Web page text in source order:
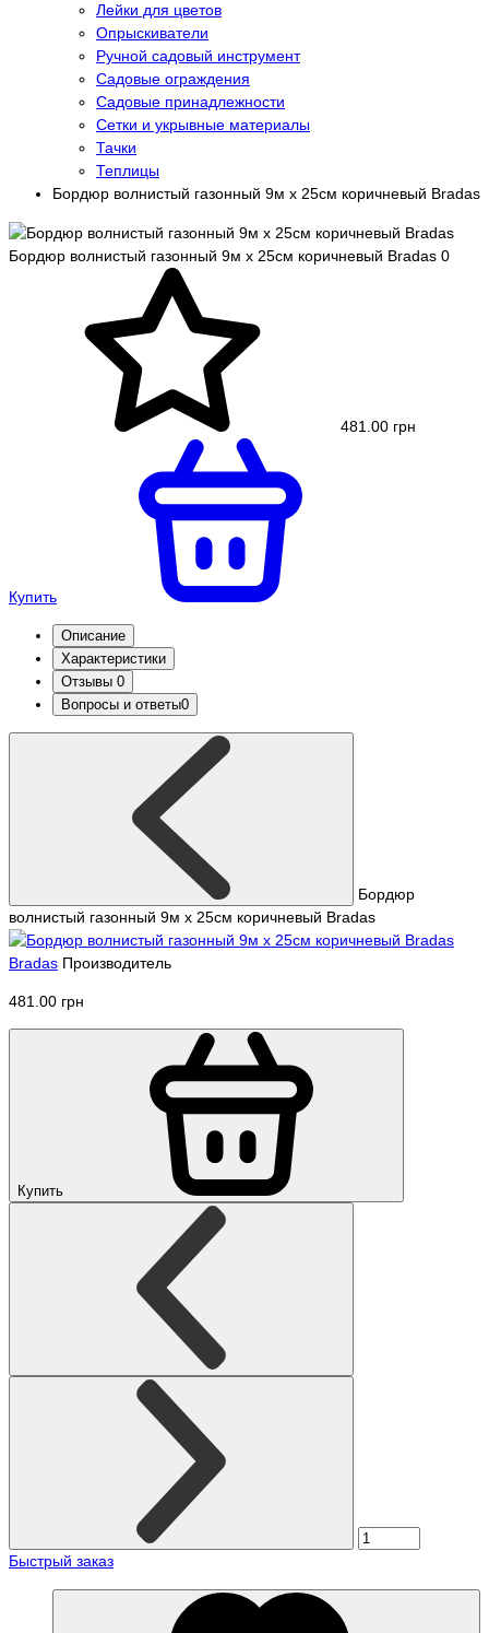
Лейки для цветов
Опрыскиватели
Ручной садовый инструмент
Садовые ограждения
Садовые принадлежности
Сетки и укрывные материалы
Тачки
Теплицы
Бордюр волнистый газонный 9м х 25см коричневый Bradas
Бордюр волнистый газонный 9м х 25см коричневый Bradas 0
481.00 грн
Купить
Описание
Характеристики
Отзывы 0
Вопросы и ответы0
Бордюр
волнистый газонный 9м х 25см коричневый Bradas
Bradas Производитель
481.00 грн
Купить
Быстрый заказ